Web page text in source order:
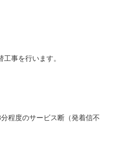
事を行います。
程度のサービス断（発着信不